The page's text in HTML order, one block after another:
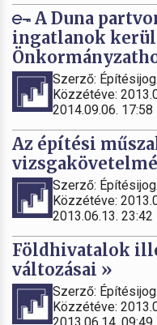
A Duna
ingatlanok
Szerző:
Közzétéve:
2014.09.06. 17:58
Az építési
Szerző:
Közzétéve:
2013.06.13. 23:42
Földhivatalok
változásai »
Szerző:
Közzétéve:
2013.06.14. 09:49